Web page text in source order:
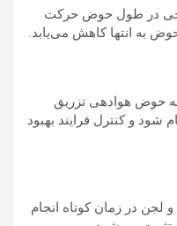
در طول حوض حرکت
به انتها کاهش می‌یابد.
حوض هوادهی تزریق
شود و کنترل فرایند بهبود
لجن در زمان کوتاه انجام